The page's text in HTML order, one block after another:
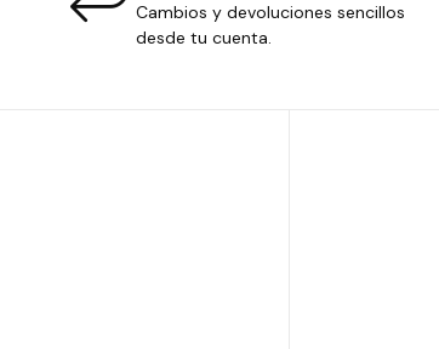
Cambios y devoluciones sencillos
desde tu cuenta.